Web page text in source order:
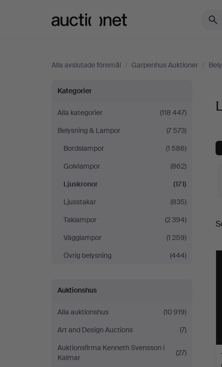
Alla avslutade föremål / Garpenhus Auktioner /
Ljuskronor
på
Garpenhus
Auktioner
Kategorier
Alla kategorier
(118 447)
Belysning & Lampor
(7 573)
Bordslampor
(1 586)
Golvlampor
(862)
Ljuskronor
(171)
Ljusstakar
(835)
Taklampor
(2 394)
Vägglampor
(1 259)
Övrig belysning
(444)
Auktionshus
Alla auktionshus
(10 919)
Art and Design Auctions
(7)
Auktionsfirma Kenneth Svensson i
Kalmar
(27)